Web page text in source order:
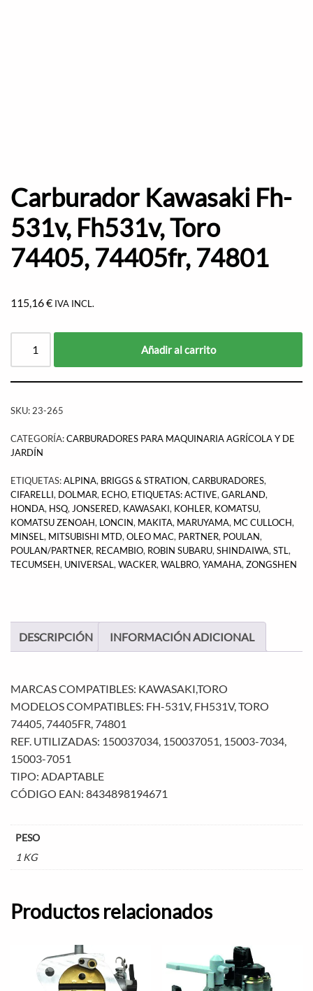
Carburador Kawasaki Fh-
531v, Fh531v, Toro
74405, 74405fr, 74801
115,16€ IVA INCL.
Añadir al carrito
SKU: 23-265
CATEGORÍA:CARBURADORES PARA MAQUINARIA AGRÍCOLA Y DE
JARDÍN
ETIQUETAS:ALPINA, BRIGGS & STRATION, CARBURADORES,
CIFARELLI, DOLMAR, ECHO, ETIQUETAS: ACTIVE, GARLAND,
HONDA, HSQ, JONSERED, KAWASAKI, KOHLER, KOMATSU,
KOMATSU ZENOAH, LONCIN, MAKITA, MARUYAMA, MC CULLOCH,
MINSEL, MITSUBISHI MTD, OLEO MAC, PARTNER, POULAN,
POULAN/PARTNER, RECAMBIO, ROBIN SUBARU, SHINDAIWA, STL,
TECUMSEH, UNIVERSAL, WACKER, WALBRO, YAMAHA, ZONGSHEN
DESCRIPCIÓN INFORMACIÓN ADICIONAL
MARCAS COMPATIBLES: KAWASAKI,TORO
MODELOS COMPATIBLES: FH-531V, FH531V, TORO
74405, 74405FR, 74801
REF. UTILIZADAS: 150037034, 150037051, 15003-7034,
15003-7051
TIPO: ADAPTABLE
CÓDIGO EAN: 8434898194671
PESO
1 KG
Productos relacionados